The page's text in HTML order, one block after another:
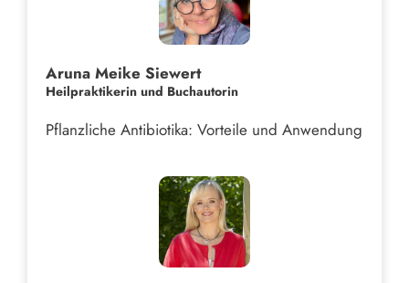
Aruna Meike Siewert
Heilpraktikerin und Buchautorin
Pflanzliche Antibiotika: Vorteile und Anwendung